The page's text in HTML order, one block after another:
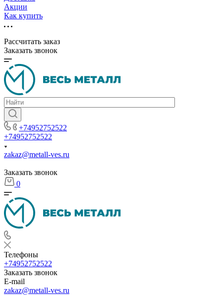
Акции
Как купить
Рассчитать заказ
Заказать звонок
+74952752522
+74952752522
zakaz@metall-ves.ru
Заказать звонок
0
Телефоны
+74952752522
Заказать звонок
E-mail
zakaz@metall-ves.ru